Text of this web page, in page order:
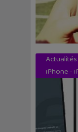
Actualités
iPhone -